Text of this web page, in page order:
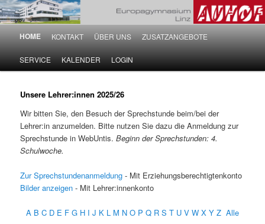
Zum Inhalt wechseln
Zum sekundären Inhalt wechseln
HOME KONTAKT ÜBER UNS ZUSATZANGEBOTE
SERVICE KALENDER LOGIN
Unsere Lehrer:innen 2025/26
Wir bitten Sie, den Besuch der Sprechstunde beim/bei der
Lehrer:in anzumelden. Bitte nutzen Sie dazu die Anmeldung zur
Sprechstunde in WebUntis.Beginn der Sprechstunden: 4.
Schulwoche.
Zur Sprechstundenanmeldung - Mit Erziehungsberechtigtenkonto
Bilder anzeigen - Mit Lehrer:innenkonto
A B C D E F G H I J K L M N O P Q R S T U V W X Y Z Alle